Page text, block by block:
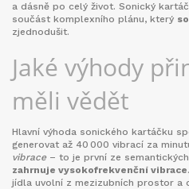
a dásně po celý život. Sonický
součást komplexního plánu, který
zjednodušit.
Jaké výhody
měli vědět
Hlavní výhoda sonického kartáčku
generovat až 40 000 vibrací za
vibrace– to je první ze
zahrnuje vysokofrekvenční vibrace
jídla uvolní z mezizubních prostor a